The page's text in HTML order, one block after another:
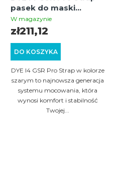
pasek do maski
paintballowej – szary
W magazynie
DO KOSZYKA
zł211,12
DYE I4 GSR Pro Strap w kolorze
szarym to najnowsza generacja
systemu mocowania, która
wynosi komfort i stabilność
Twojej...